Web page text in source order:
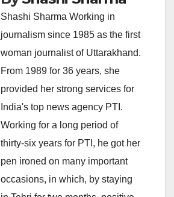
Shashi Sharma Working in
journalism since 1985 as the first
woman journalist of Uttarakhand.
From 1989 for 36 years, she
provided her strong services for
India's top news agency PTI.
Working for a long period of
thirty-six years for PTI, he got her
pen ironed on many important
occasions, in which, by staying